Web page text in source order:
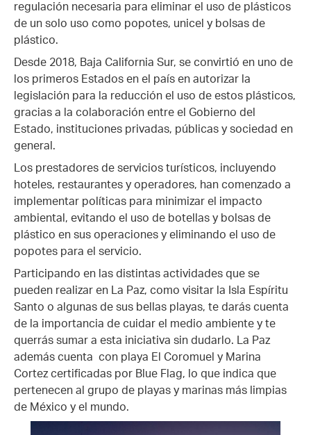
regulación necesaria para eliminar el uso de plásticos
de un solo uso como popotes, unicel y bolsas de
plástico.
Desde 2018, Baja California Sur, se convirtió en uno de
los primeros Estados en el país en autorizar la
legislación para la reducción el uso de estos plásticos,
gracias a la colaboración entre el Gobierno del
Estado, instituciones privadas, públicas y sociedad en
general.
Los prestadores de servicios turísticos, incluyendo
hoteles, restaurantes y operadores, han comenzado a
implementar políticas para minimizar el impacto
ambiental, evitando el uso de botellas y bolsas de
plástico en sus operaciones y eliminando el uso de
popotes para el servicio.
Participando en las distintas actividades que se
pueden realizar en La Paz, como visitar la Isla Espíritu
Santo o algunas de sus bellas playas, te darás cuenta
de la importancia de cuidar el medio ambiente y te
querrás sumar a esta iniciativa sin dudarlo. La Paz
además cuenta con playa El Coromuel y Marina
Cortez certificadas por Blue Flag, lo que indica que
pertenecen al grupo de playas y marinas más limpias
de México y el mundo.